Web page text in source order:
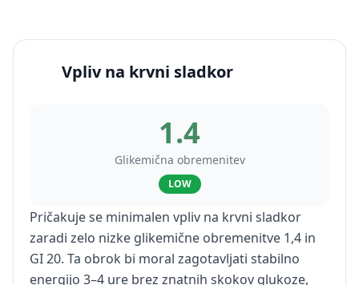
Vpliv na krvni sladkor
1.4
Glikemična obremenitev
LOW
Pričakuje se minimalen vpliv na krvni sladkor
zaradi zelo nizke glikemične obremenitve 1,4 in
GI 20. Ta obrok bi moral zagotavljati stabilno
energijo 3–4 ure brez znatnih skokov glukoze,